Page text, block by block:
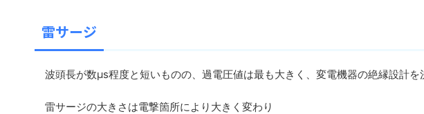
雷サージ
波頭長が数μs程度と短いものの、過電圧値は最も大きく、変電機器の絶縁設計を
雷サージの大きさは電撃箇所により大きく変わり